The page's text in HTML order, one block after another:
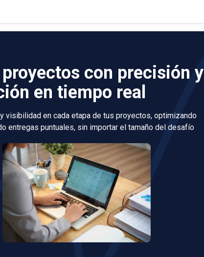
con precisión y
en tiempo real
visibilidad en cada etapa de tus proyectos, optimizando
entregas puntuales, sin importar el tamaño del desafío